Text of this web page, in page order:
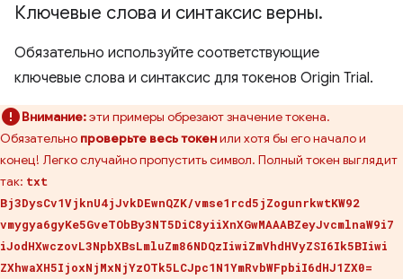
Ключевые слова и синтаксис верны.
Обязательно используйте соответствующие
ключевые слова и синтаксис для токенов Origin Trial.
Внимание:эти примеры обрезают значение токена.
Обязательно проверьте весь токенили хотя бы его начало и
конец! Легко случайно пропустить символ. Полный токен выглядит
так: txt
Bj3DysCv1VjknU4jJvkDEwnQZK/vmse1rcd5jZogunrkwtKW92
vmygya6gyKe5GveTObBy3NT5DiC8yiiXnXGwMAAABZeyJvcmlnaW9i7
iJodHXwczovL3NpbXBsLmluZm86NDQzIiwiZmVhdHVyZSI6Ik5BIiwi
ZXhwaXH5IjoxNjMxNjYzOTk5LCJpc1N1YmRvbWFpbiI6dHJ1ZX0=